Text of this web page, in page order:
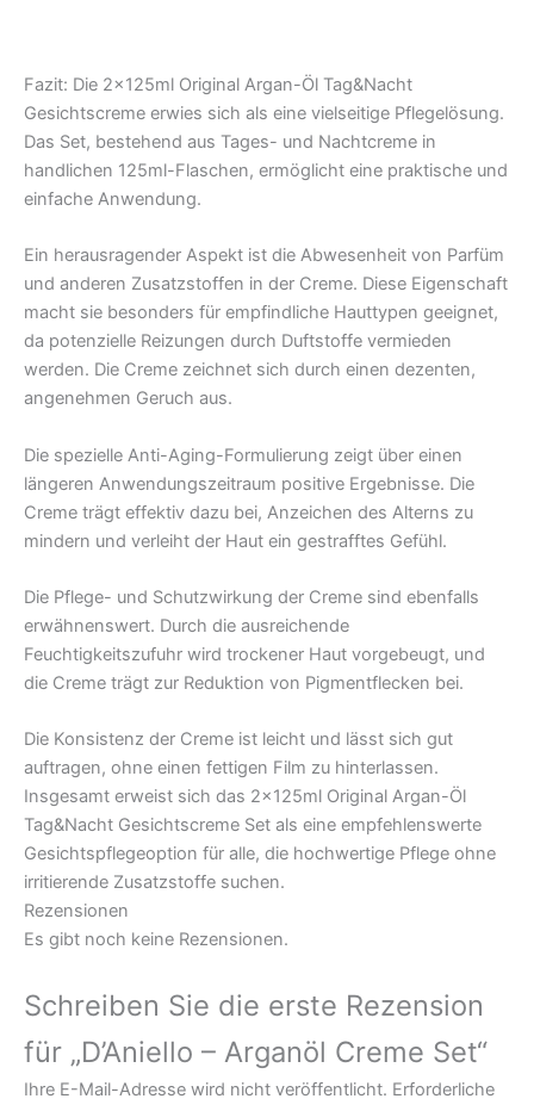
Fazit: Die 2x125ml Original Argan-Öl Tag&Nacht
Gesichtscreme erwies sich als eine vielseitige Pflegelösung.
Das Set, bestehend aus Tages- und Nachtcreme in
handlichen 125ml-Flaschen, ermöglicht eine praktische und
einfache Anwendung.
Ein herausragender Aspekt ist die Abwesenheit von Parfüm
und anderen Zusatzstoffen in der Creme. Diese Eigenschaft
macht sie besonders für empfindliche Hauttypen geeignet,
da potenzielle Reizungen durch Duftstoffe vermieden
werden. Die Creme zeichnet sich durch einen dezenten,
angenehmen Geruch aus.
Die spezielle Anti-Aging-Formulierung zeigt über einen
längeren Anwendungszeitraum positive Ergebnisse. Die
Creme trägt effektiv dazu bei, Anzeichen des Alterns zu
mindern und verleiht der Haut ein gestrafftes Gefühl.
Die Pflege- und Schutzwirkung der Creme sind ebenfalls
erwähnenswert. Durch die ausreichende
Feuchtigkeitszufuhr wird trockener Haut vorgebeugt, und
die Creme trägt zur Reduktion von Pigmentflecken bei.
Die Konsistenz der Creme ist leicht und lässt sich gut
auftragen, ohne einen fettigen Film zu hinterlassen.
Insgesamt erweist sich das 2x125ml Original Argan-Öl
Tag&Nacht Gesichtscreme Set als eine empfehlenswerte
Gesichtspflegeoption für alle, die hochwertige Pflege ohne
irritierende Zusatzstoffe suchen.
Rezensionen
Es gibt noch keine Rezensionen.
Schreiben Sie die erste Rezension
für „D’Aniello – Arganöl Creme Set“
Ihre E-Mail-Adresse wird nicht veröffentlicht. Erforderliche